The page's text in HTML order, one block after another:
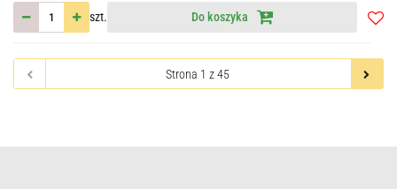
szt. Do koszyka